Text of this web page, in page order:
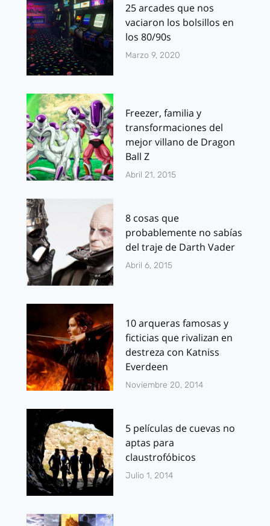
25 arcades que nos
vaciaron los bolsillos en
los 80/90s
Marzo 9, 2020
Freezer, familia y
transformaciones del
mejor villano de Dragon
Ball Z
Abril 21, 2015
8 cosas que
probablemente no sabías
del traje de Darth Vader
Abril 6, 2015
10 arqueras famosas y
ficticias que rivalizan en
destreza con Katniss
Everdeen
Noviembre 20, 2014
5 películas de cuevas no
aptas para
claustrofóbicos
Julio 1, 2014